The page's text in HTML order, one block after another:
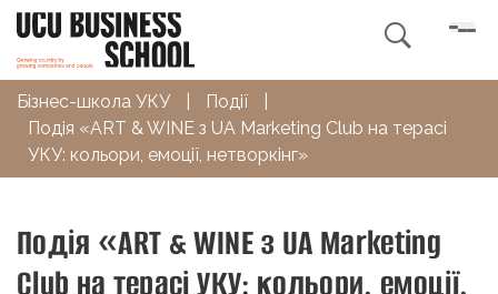

Бізнес-школа УКУ Події
Подія «АRT & WINE з UA Marketing Club на терасі
УКУ: кольори, емоції, нетворкінг»
Подія «АRT & WINE з UA Marketing
Club на терасі УКУ: кольори, емоції,